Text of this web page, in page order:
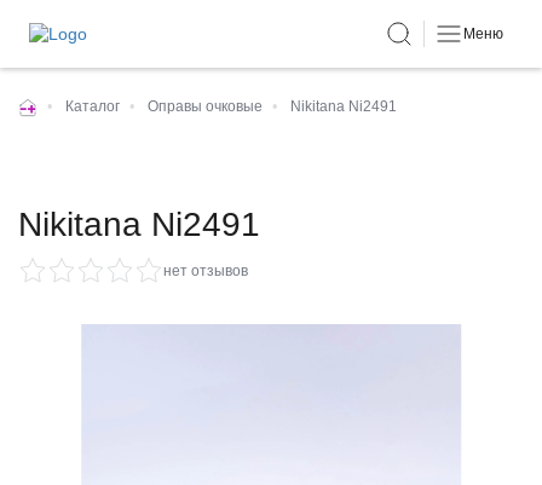
Меню
• Каталог • Оправы очковые • Nikitana Ni2491
Nikitana Ni2491
нет отзывов